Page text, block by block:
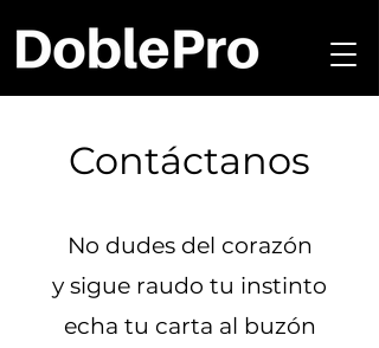
Contáctanos
No dudes del corazón
y sigue raudo tu instinto
echa tu carta al buzón